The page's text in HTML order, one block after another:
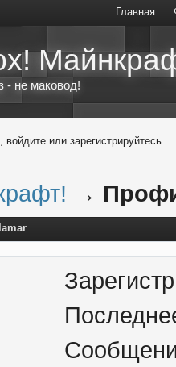
Главная
- не маковод!
или зарегистрируйтесь.
→